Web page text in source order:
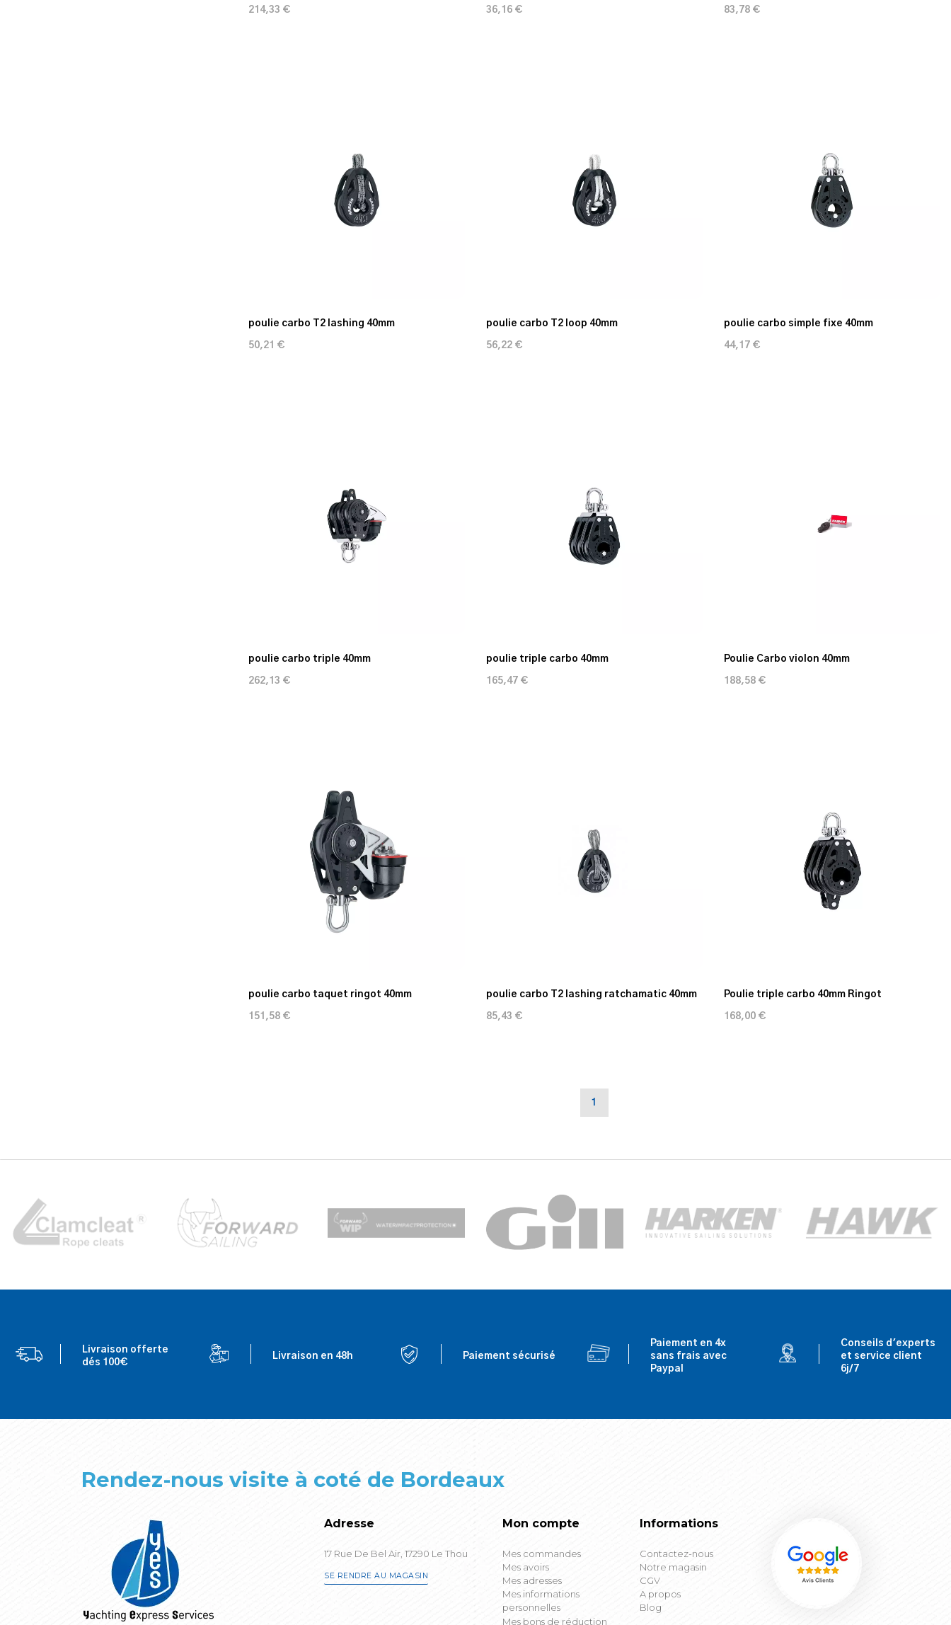
214,33 € 36,16 € 83,78 €
poulie carbo T2 lashing 40mm
50,21 €
poulie carbo T2 loop 40mm
56,22 €
poulie carbo simple fixe 40mm
44,17 €
poulie carbo triple 40mm
262,13 €
poulie triple carbo 40mm
165,47 €
Poulie Carbo violon 40mm
188,58 €
poulie carbo taquet ringot 40mm
151,58 €
poulie carbo T2 lashing ratchamatic 40mm
85,43 €
Poulie triple carbo 40mm Ringot
168,00 €
1
Livraison offerte
dés 100€
Livraison en 48h Paiement sécurisé
Paiement en 4x
sans frais avec
Paypal
Conseils d'experts
et service client
6j/7
Rendez-nous visite à coté de Bordeaux
Adresse
17 Rue De Bel Air, 17290 Le Thou
SE RENDRE AU MAGASIN
Mon compte
Mes commandes
Mes avoirs
Mes adresses
Mes informations
personnelles
Mes bons de réduction
Informations
Contactez-nous
Notre magasin
CGV
A propos
Blog